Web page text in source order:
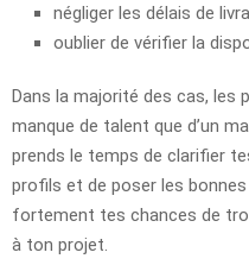
négliger les délais de
oublier de vérifier la
Dans la majorité des cas, les
manque de talent que d’un
prends le temps de clarifier
profils et de poser les
fortement tes chances de
à ton projet.